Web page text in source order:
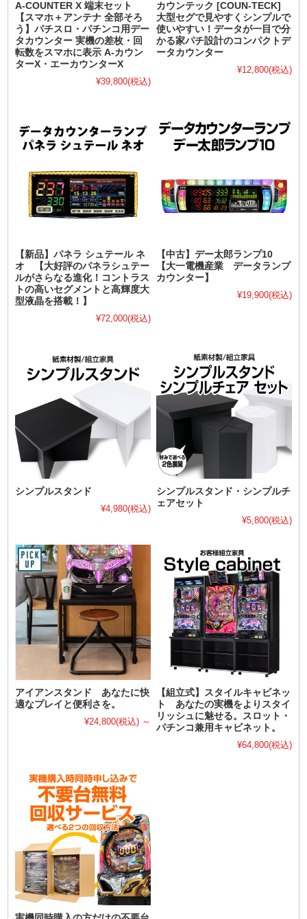
A-COUNTER X 端末セット
【スマホ＋アンテナ 全部そろ
う】パチスロ・パチンコ用デー
タカウンター 実機の差枚・回
転数をスマホに表示 A-カウン
ターX・エーカウンターX
¥39,800(税込)
カウンテック [COUN-TECK]
大型セグで見やすくシンプルで
使いやすい！データが一目で分
かる家パチ設計のコンパクトデ
ータカウンター
¥12,800(税込)
【新品】パネラ シュテール ネ
オ 【大好評のパネラシュテー
ルがさらなる進化！コントラス
トの高いセグメントと高輝度大
型液晶を搭載！】
¥72,000(税込)
【中古】デー太郎ランプ10
【大一電機産業 データランプ
カウンター】
¥19,900(税込)
シンプルスタンド
¥4,980(税込)
シンプルスタンド・シンプルチ
ェアセット
¥5,800(税込)
アイアンスタンド あなたに快
適なプレイと便利さを。
¥24,800(税込) ～
【組立式】スタイルキャビネッ
ト あなたの実機をよりスタイ
リッシュに魅せる。スロット・
パチンコ兼用キャビネット。
¥64,800(税込)